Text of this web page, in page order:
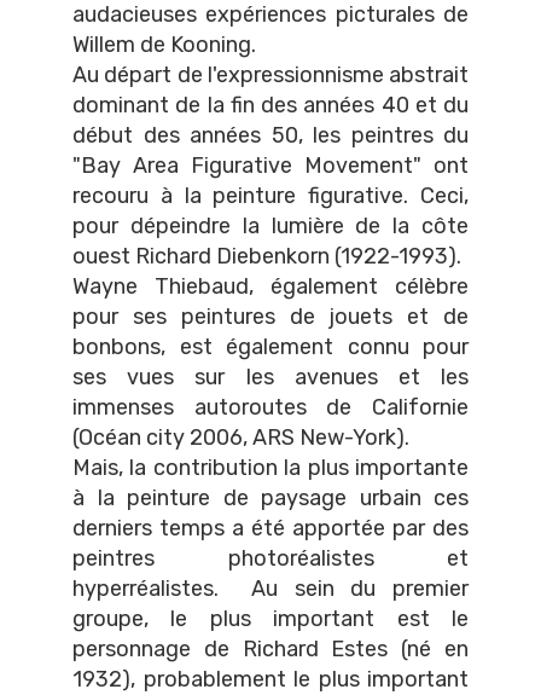
audacieuses expériences picturales de
Willem de Kooning.
Au départ de l'expressionnisme abstrait
dominant de la fin des années 40 et du
début des années 50, les peintres du
"Bay Area Figurative Movement" ont
recouru à la peinture figurative. Ceci,
pour dépeindre la lumière de la côte
ouest Richard Diebenkorn (1922-1993).
Wayne Thiebaud, également célèbre
pour ses peintures de jouets et de
bonbons, est également connu pour
ses vues sur les avenues et les
immenses autoroutes de Californie
(Océan city 2006, ARS New-York).
Mais, la contribution la plus importante
à la peinture de paysage urbain ces
derniers temps a été apportée par des
peintres photoréalistes et
hyperréalistes. Au sein du premier
groupe, le plus important est le
personnage de Richard Estes (né en
1932), probablement le plus important